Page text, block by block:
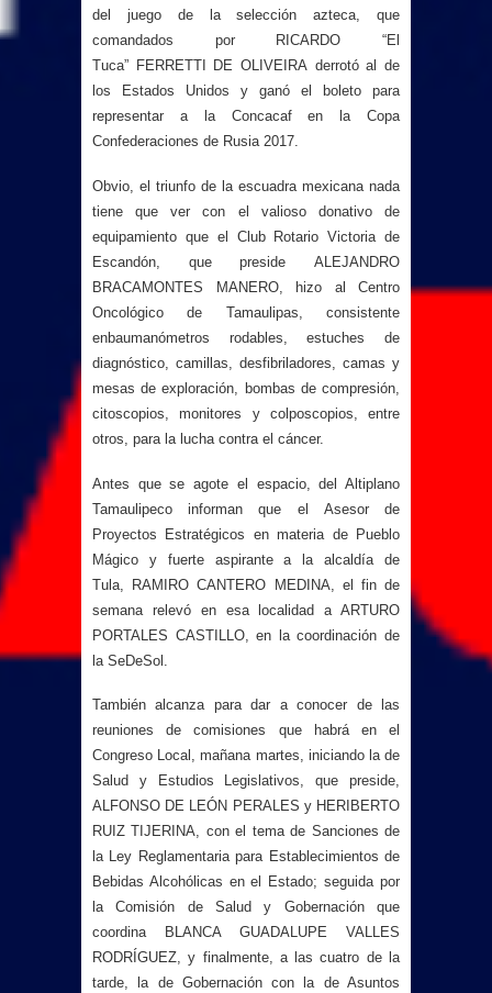
del juego de la selección azteca, que
comandados por RICARDO “El
Tuca” FERRETTI DE OLIVEIRA derrotó al de
los Estados Unidos y ganó el boleto para
representar a la Concacaf en la
Copa
Confederaciones de Rusia 2017.
Obvio, el triunfo de la escuadra mexicana nada
tiene que ver con el valioso donativo de
equipamiento que el Club Rotario Victoria de
Escandón, que preside ALEJANDRO
BRACAMONTES MANERO, hizo al Centro
Oncológico de Tamaulipas, consistente
enbaumanómetros rodables, estuches de
diagnóstico, camillas, desfibriladores, camas y
mesas de exploración, bombas de compresión,
citoscopios, monitores y colposcopios, entre
otros, para la lucha contra el cáncer.
Antes que se agote el espacio, del Altiplano
Tamaulipeco informan que el Asesor de
Proyectos Estratégicos en materia de Pueblo
Mágico y fuerte aspirante a la alcaldía de
Tula, RAMIRO CANTERO MEDINA, el fin de
semana relevó en esa localidad a ARTURO
PORTALES CASTILLO, en la coordinación de
la SeDeSol.
También alcanza para dar a conocer de las
reuniones de comisiones que habrá en el
Congreso Local, mañana martes, iniciando la de
Salud y Estudios Legislativos, que preside,
ALFONSO DE LEÓN PERALES y HERIBERTO
RUIZ TIJERINA, con el tema de Sanciones de
la Ley Reglamentaria para Establecimientos de
Bebidas Alcohólicas en el Estado; seguida por
la Comisión de Salud y Gobernación que
coordina BLANCA GUADALUPE VALLES
RODRÍGUEZ, y finalmente, a las cuatro de la
tarde, la de Gobernación con la de Asuntos